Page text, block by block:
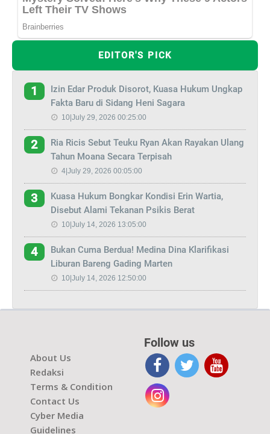
EDITOR'S PICK
1
Izin Edar Produk Disorot, Kuasa Hukum Ungkap
Fakta Baru di Sidang Heni Sagara
10|July 29, 2026 00:25:00
2
Ria Ricis Sebut Teuku Ryan Akan Rayakan Ulang
Tahun Moana Secara Terpisah
4|July 29, 2026 00:05:00
3
Kuasa Hukum Bongkar Kondisi Erin Wartia,
Disebut Alami Tekanan Psikis Berat
10|July 14, 2026 13:05:00
4
Bukan Cuma Berdua! Medina Dina Klarifikasi
Liburan Bareng Gading Marten
10|July 14, 2026 12:50:00
About Us
Redaksi
Terms & Condition
Contact Us
Cyber Media
Guidelines
Follow us